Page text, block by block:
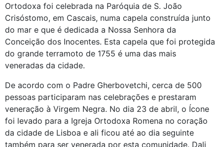
Ortodoxa foi celebrada na Paróquia de S. João
Crisóstomo, em Cascais, numa capela construída junto
do mar e que é dedicada a Nossa Senhora da
Conceição dos Inocentes. Esta capela que foi protegida
do grande terramoto de 1755 é uma das mais
veneradas da cidade.
De acordo com o Padre Gherbovetchi, cerca de 500
pessoas participaram nas celebrações e prestaram
veneração à Virgem Negra. No dia 23 de abril, o Ícone
foi levado para a Igreja Ortodoxa Romena no coração
da cidade de Lisboa e ali ficou até ao dia seguinte
também para ser venerada por esta comunidade. Dali